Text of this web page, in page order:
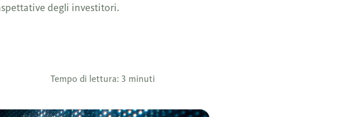
degli investitori.
Tempo di lettura: 3 minuti